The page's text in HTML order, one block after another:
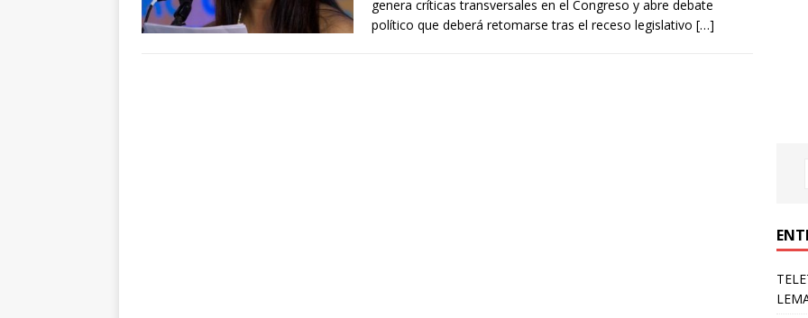
genera críticas transversales en el Congreso y abre debate
político que deberá retomarse tras el receso legislativo […]